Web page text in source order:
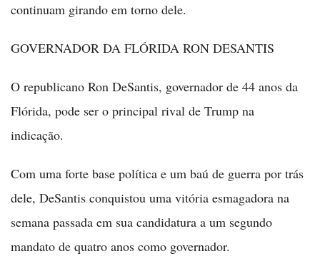
continuam girando em torno dele.
GOVERNADOR DA FLÓRIDA RON DESANTIS
O republicano Ron DeSantis, governador de 44 anos da
Flórida, pode ser o principal rival de Trump na
indicação.
Com uma forte base política e um baú de guerra por trás
dele, DeSantis conquistou uma vitória esmagadora na
semana passada em sua candidatura a um segundo
mandato de quatro anos como governador.